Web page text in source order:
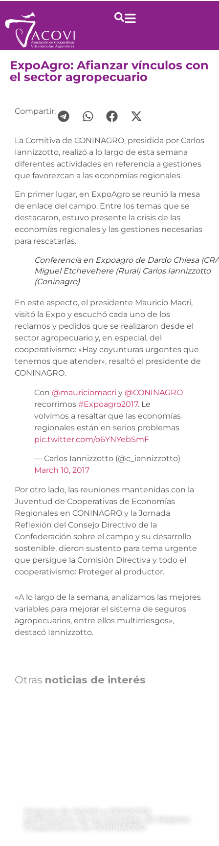
ExpoAgro: Afianzar vínculos con
el sector agropecuario
Compartir:
La Comitiva de CONINAGRO, presidida por Carlos
Iannizzotto, realizó a lo largo de esta semana
diferentes actividades en referencia a gestiones
que favorezcan a las economías regionales.
En primer lugar, en ExpoAgro se reunió la mesa
de enlace del campo. Entre los temas que se
destacaron, estuvo presente la crisis de las
economías regionales y las gestiones necesarias
para rescatarlas.
Conferencia en Expoagro de Dardo Chiesa
Miguel Etchevehere (Rural) Carlos Iannizzotto
(Coninagro)
En este aspecto, el presidente Mauricio Macri,
visitó la Expo y escuchó cada uno de los
reclamos y pedidos que se realizaron desde el
sector agropecuario y, en especial, del
cooperativismo: «Hay coyunturas urgentes que
tenemos que atender», resaltó el presidente de
CONINAGRO.
Con @mauriciomacri y @CONINAGRO
recorrimos #Expoagro2017. Le
volvimos a resaltar que las economías
regionales están en serios problemas
pic.twitter.com/o6YNYebSmF
— Carlos Iannizzotto (@c_iannizzotto)
March 10, 2017
Por otro lado, las reuniones mantenidas con la
Juventud de Cooperativas de Economías
Regionales en CONINAGRO y la Jornada
Reflexión del Consejo Directivo de la
Confederación sobre el campo y su desarrollo
sostenible, dieron sustento para tema urgente
que persigue la Comisión Directiva y todo el
cooperativismo: Proteger al productor.
«A lo largo de la semana, analizamos las mejores
variables para mejorar el sistema de seguros
agropecuarios, entre ellos multirriesgos»,
destacó Iannizzotto.
Otras noticias de interés